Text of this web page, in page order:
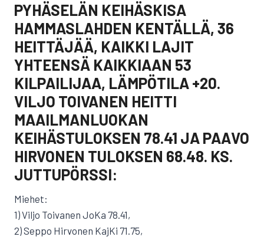
PYHÄSELÄN KEIHÄSKISA
HAMMASLAHDEN KENTÄLLÄ, 36
HEITTÄJÄÄ, KAIKKI LAJIT
YHTEENSÄ KAIKKIAAN 53
KILPAILIJAA, LÄMPÖTILA +20.
VILJO TOIVANEN HEITTI
MAAILMANLUOKAN
KEIHÄSTULOKSEN 78.41 JA PAAVO
HIRVONEN TULOKSEN 68.48. KS.
JUTTUPÖRSSI:
Miehet:
1) Viljo Toivanen JoKa 78.41,
2) Seppo Hirvonen KajKi 71.75,